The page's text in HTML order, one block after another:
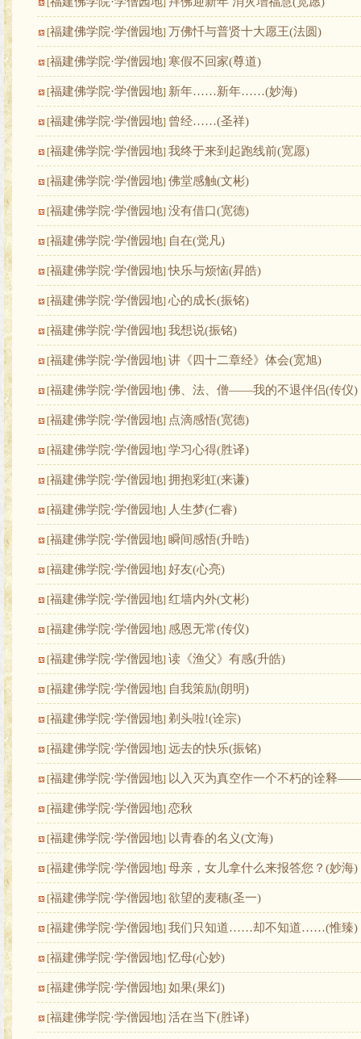
]
[福建佛学院·学僧园地] 万佛忏与普贤十大愿王(法圆)
[福建佛学院·学僧园地] 寒假不回家(尊道)
[福建佛学院·学僧园地] 新年……新年……(妙海)
[福建佛学院·学僧园地] 曾经……(圣祥)
[福建佛学院·学僧园地] 我终于来到起跑线前(宽愿)
[福建佛学院·学僧园地] 佛堂感触(文彬)
[福建佛学院·学僧园地] 没有借口(宽德)
[福建佛学院·学僧园地] 自在(觉凡)
[福建佛学院·学僧园地]快乐与烦恼(昇皓)
[福建佛学院·学僧园地] 心的成长(振铭)
[福建佛学院·学僧园地] 我想说(振铭)
[福建佛学院·学僧园地] 讲《四十二章经》体会(宽旭)
[福建佛学院·学僧园地] 佛、法、僧——我的不退伴侣(传仪)
[福建佛学院·学僧园地] 点滴感悟(宽德)
[福建佛学院·学僧园地] 学习心得(胜译)
[福建佛学院·学僧园地] 拥抱彩虹(来谦)
[福建佛学院·学僧园地] 人生梦(仁睿)
[福建佛学院·学僧园地] 瞬间感悟(升晧)
[福建佛学院·学僧园地] 好友(心亮)
[福建佛学院·学僧园地] 红墙内外(文彬)
[福建佛学院·学僧园地] 感恩无常(传仪)
[福建佛学院·学僧园地] 读《渔父》有感(升皓)
[福建佛学院·学僧园地] 自我策励(朗明)
[福建佛学院·学僧园地] 剃头啦!(诠宗)
[福建佛学院·学僧园地] 远去的快乐(振铭)
[福建佛学院·学僧园地] 以入灭为真空作一个不朽的诠释
[福建佛学院·学僧园地] 恋秋
[福建佛学院·学僧园地] 以青春的名义(文海)
[福建佛学院·学僧园地] 母亲，女儿拿什么来报答您？(妙海)
[福建佛学院·学僧园地] 欲望的麦穗(圣一)
[福建佛学院·学僧园地] 我们只知道……却不知道……(惟臻)
[福建佛学院·学僧园地]忆母(心妙)
[福建佛学院·学僧园地] 如果(果幻)
[福建佛学院·学僧园地] 活在当下(胜译)